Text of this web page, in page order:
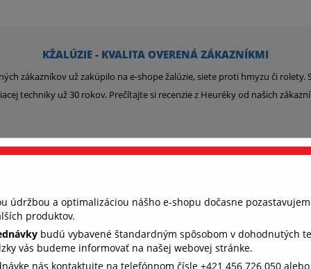
KŽALÚZIE - KVALITA OVERENÁ ZÁKAZNÍKMI
zákazníkov už zakúpilo na e-shope žalúzie, siete proti hmyzu či rolety.
techniky už 30 rokov. Prečítajte si recenzie z Heuréky od našich
6. 4. 2026
Som veľmi spokojný,keďže ide o kvalitné
výrobky a pracuje sa s nimi dobre.
údržbou a optimalizáciou nášho e-shopu dočasne
produktov.
budú vybavené štandardným spôsobom v dohodnutých
vás budeme informovať na našej webovej stránke.
nás kontaktujte na telefónnom čísle +421 456 726 050